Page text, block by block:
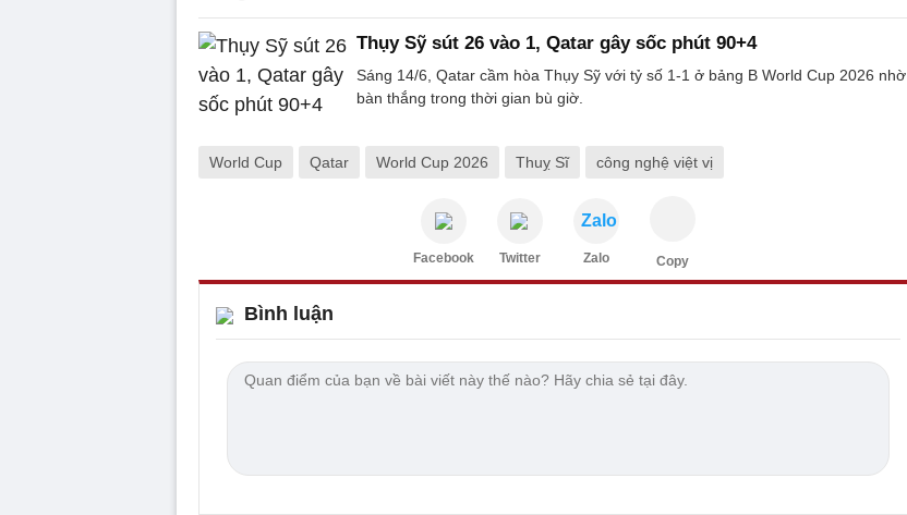
Thụy Sỹ sút 26 vào 1, Qatar gây sốc phút 90+4
Sáng 14/6, Qatar cầm hòa Thụy Sỹ với tỷ số 1-1 ở bảng B World Cup 2026 nhờ
bàn thắng trong thời gian bù giờ.
World Cup Qatar World Cup 2026 Thuỵ Sĩ công nghệ việt vị
Facebook Twitter
Zalo
Zalo Copy
Bình luận